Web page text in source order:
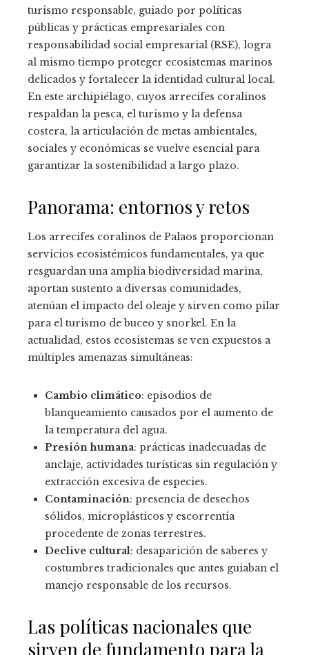
turismo responsable, guiado por políticas
públicas y prácticas empresariales con
responsabilidad social empresarial (RSE), logra
al mismo tiempo proteger ecosistemas marinos
delicados y fortalecer la identidad cultural local.
En este archipiélago, cuyos arrecifes coralinos
respaldan la pesca, el turismo y la defensa
costera, la articulación de metas ambientales,
sociales y económicas se vuelve esencial para
garantizar la sostenibilidad a largo plazo.
Panorama: entornos y retos
Los arrecifes coralinos de Palaos proporcionan
servicios ecosistémicos fundamentales, ya que
resguardan una amplia biodiversidad marina,
aportan sustento a diversas comunidades,
atenúan el impacto del oleaje y sirven como pilar
para el turismo de buceo y snorkel. En la
actualidad, estos ecosistemas se ven expuestos a
múltiples amenazas simultáneas:
Cambio climático: episodios de
blanqueamiento causados por el aumento de
la temperatura del agua.
Presión humana: prácticas inadecuadas de
anclaje, actividades turísticas sin regulación y
extracción excesiva de especies.
Contaminación: presencia de desechos
sólidos, microplásticos y escorrentía
procedente de zonas terrestres.
Declive cultural: desaparición de saberes y
costumbres tradicionales que antes guiaban el
manejo responsable de los recursos.
Las políticas nacionales que
sirven de fundamento para la